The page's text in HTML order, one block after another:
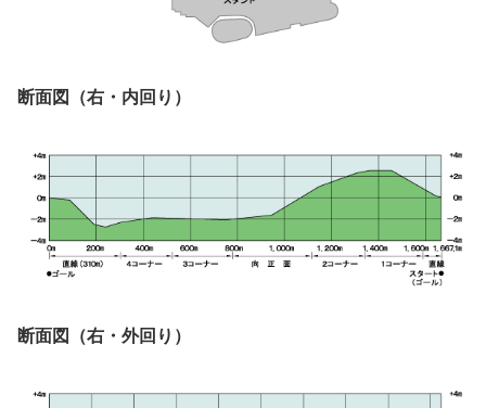
断面図（右・内回り）
断面図（右・外回り）